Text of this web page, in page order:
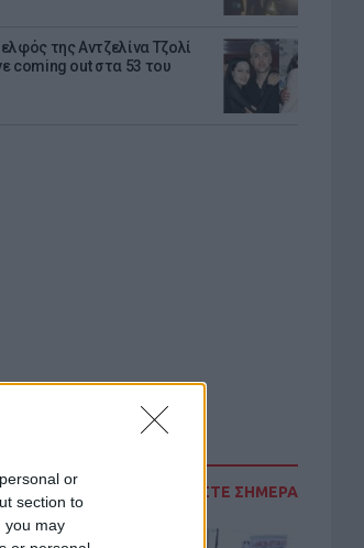
or
section to
you may
της Αντζελίνα Τζολί
coming out στα 53 του
ΔΙΑΒΑΣΤΕ ΣΗΜΕΡΑ